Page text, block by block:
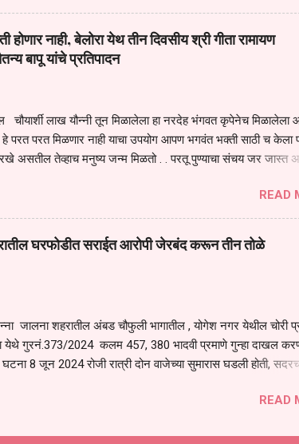
आधार आपल्याला घ्यावाच लागेल महामारीच्या काळात वारकरी
जातीची मानसीक अवस्था सक्षम असणे गरजेचे आहे कोरोना ने मानवी
करून दीली आहे मनुष्याच्या आयुष्यातील नामसाधना ही त्याच्यासाठी खूप
आळस आ...
होणार नाही, बेलोरा येथ तीन दिवसीय श्री गीता रामायण
बापू यांचे प्रतिपादन
चौयार्शी लाख यौन्नी तून मिळालेला हा नरदेह भंगवत कृपेनेच मिळालेला
परत परत मिळणार नाही याचा उपयोग आपण भगवंत भक्ती साठी च केला
असतील तेव्हाच मनुष्य जन्म मिळतो . . परतू पुण्याचा संचय जर जास्त
लागण्यापेक्षा भगवत भंक्ती चे व व्यसन लावा म्हणजे या नरदेहाचा उपयोग
असतात यापैकी भगवत कृपा ही पुण्यवानालाच होत असते . भगवंताच्या
आहे त्याला मनापासून आळवण्याची असे प्रतिपादन प पू चेतन्य बापू याचे कृपा
तळणी येथून जवळच असलेल्या बेलोरा येथे केले तीन दिवसीय गीतारामायण
आले आहे . या कलयुगात प्रत्येक मनुष्य दुःखी आहे थोडे थोडे सगळेच
सुखी नजरेला येणार नाही . धनाने सुखी असतील पण शरीर व्याधी...
READ
घरफोडीत सराईत आरोपी जेरबंद करून तीन तोळे
जालना शहरातील अंबड चौफुली भागातील , योगेश नगर येथील चोरी
येथे गुरनं.373/2024 कलम 457, 380 भादवी प्रमाणे गुन्हा दाखल
घटना 8 जून 2024 रोजी रात्री दोन वाजेच्या सुमारास घडली होती,
सूचना दिल्या त्या अनुषंगाने पोलीस निरीक्षक स्थानिक गुन्हे शाखा जालना
स्थानिक गुन्हे शाखेतील पोलीस अधिकारी व अंमलदार हे नमूद
READ